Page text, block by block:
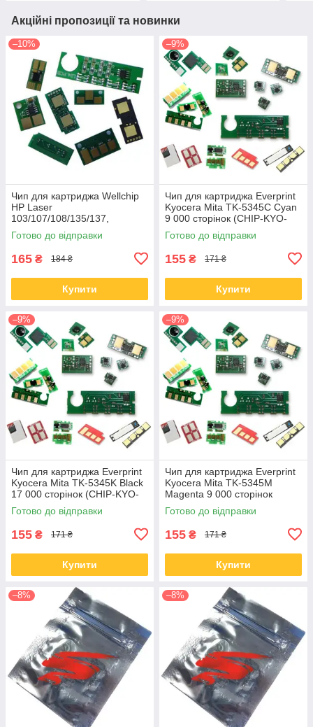
Акційні пропозиції та новинки
–10%
Чип для картриджа Wellchip
HP Laser
103/107/108/135/137,
W1106A, 1K (CHW1106A)
Готово до відправки
165 ₴ 184 ₴
Купити
–9%
Чип для картриджа Everprint
Kyocera Mita TK-5345C Cyan
9 000 сторінок (CHIP-KYO-
TK-5345C)
Готово до відправки
155 ₴ 171 ₴
Купити
–9%
Чип для картриджа Everprint
Kyocera Mita TK-5345K Black
17 000 сторінок (CHIP-KYO-
TK-5345K)
Готово до відправки
155 ₴ 171 ₴
Купити
–9%
Чип для картриджа Everprint
Kyocera Mita TK-5345M
Magenta 9 000 сторінок
(CHIP-KYO-TK-5345M)
Готово до відправки
155 ₴ 171 ₴
Купити
–8% –8%